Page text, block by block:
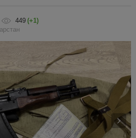
449 (+1)